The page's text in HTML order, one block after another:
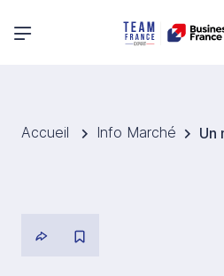
Menu principal
Accueil Info Marché